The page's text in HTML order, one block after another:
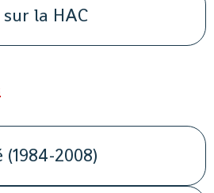
la HAC
2008)